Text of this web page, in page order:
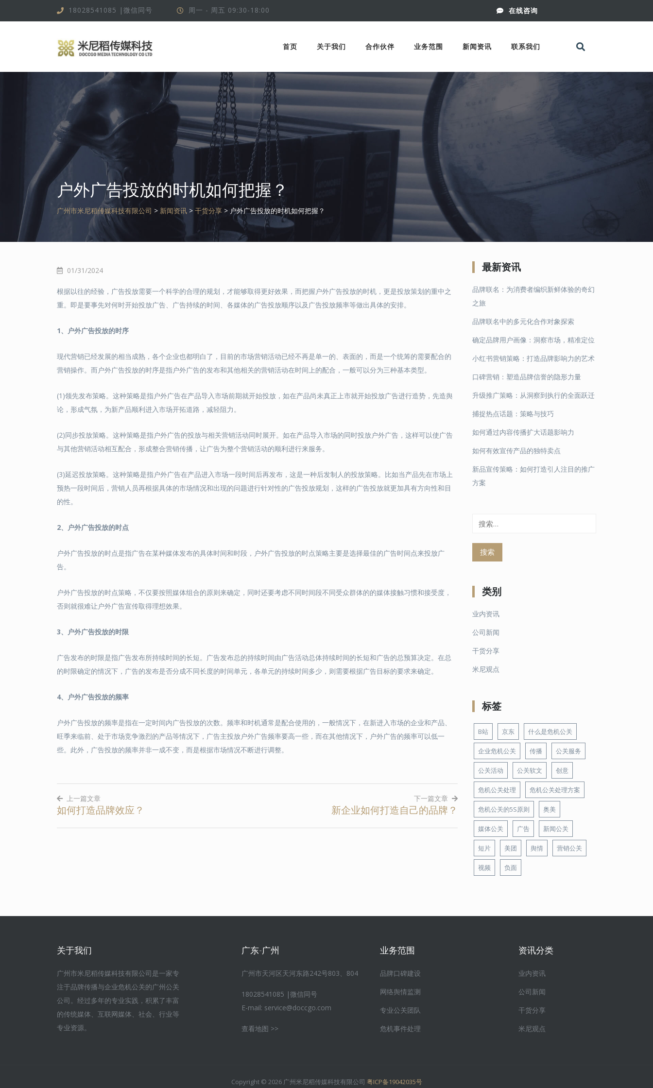
转
18028541085 |微信同号 周一 - 周五 09:30-18:00 在线咨询
首页 关于我们 合作伙伴 业务范围 新闻资讯 联系我们
户外广告投放的时机如何把握？
广州市米尼稻传媒科技有限公司 > 新闻资讯 > 干货分享 > 户外广告投放的时机如何把握？
01/31/2024
根据以往的经验，广告投放需要一个科学的合理的规划，才能够取得更好效果，而把握户外广告投放的时机，更是投放策划的重中之
重。即是要事先对何时开始投放广告、广告持续的时间、各媒体的广告投放顺序以及广告投放频率等做出具体的安排。
1、 户外广告投放的时序
现代营销已经发展的相当成熟，各个企业也都明白了，目前的市场营销活动已经不再是单一的、表面的，而是一个统筹的需要配合的
营销操作。而户外广告投放的时序是指户外广告的发布和其他相关的营销活动在时间上的配合，一般可以分为三种基本类型。
(1)领先发布策略。这种策略是指户外广告在产品导入市场前期就开始投放，如在产品尚未真正上市就开始投放广告进行造势，先造舆
论，形成气氛，为新产品顺利进入市场开拓道路，减轻阻力。
(2)同步投放策略。这种策略是指户外广告的投放与相关营销活动同时展开。如在产品导入市场的同时投放户外广告，这样可以使广告
与其他营销活动相互配合，形成整合营销传播，让广告为整个营销活动的顺利进行来服务。
(3)延迟投放策略。这种策略是指户外广告在产品进入市场一段时间后再发布，这是一种后发制人的投放策略。比如当产品先在市场上
预热一段时间后，营销人员再根据具体的市场情况和出现的问题进行针对性的广告投放规划，这样的广告投放就更加具有方向性和目
的性。
2、 户外广告投放的时点
户外广告投放的时点是指广告在某种媒体发布的具体时间和时段，户外广告投放的时点策略主要是选择最佳的广告时间点来投放广
告。
户外广告投放的时点策略，不仅要按照媒体组合的原则来确定，同时还要考虑不同时间段不同受众群体的的媒体接触习惯和接受度，
否则就很难让户外广告宣传取得理想效果。
3、 户外广告投放的时限
广告发布的时限是指广告发布所持续时间的长短。广告发布总的持续时间由广告活动总体持续时间的长短和广告的总预算决定。在总
的时限确定的情况下，广告的发布是否分成不同长度的时间单元，各单元的持续时间多少，则需要根据广告目标的要求来确定。
4、 户外广告投放的频率
户外广告投放的频率是指在一定时间内广告投放的次数。频率和时机通常是配合使用的，一般情况下，在新进入市场的企业和产品、
旺季来临前、处于市场竞争激烈的产品等情况下，广告主投放户外广告频率要高一些，而在其他情况下，户外广告的频率可以低一
些。此外，广告投放的频率并非一成不变，而是根据市场情况不断进行调整。
文
章
上一篇文章
如何打造品牌效应？
下一篇文章
新企业如何打造自己的品牌？
最新资讯
品牌联名：为消费者编织新鲜体验的奇幻
之旅
品牌联名中的多元化合作对象探索
确定品牌用户画像：洞察市场，精准定位
小红书营销策略：打造品牌影响力的艺术
口碑营销：塑造品牌信誉的隐形力量
升级推广策略：从洞察到执行的全面跃迁
捕捉热点话题：策略与技巧
如何通过内容传播扩大话题影响力
如何有效宣传产品的独特卖点
新品宣传策略：如何打造引人注目的推广
方案
类别
业内资讯
公司新闻
干货分享
米尼观点
标签
B站 京东 什么是危机公关
企业危机公关 传播 公关服务
公关活动 公关软文 创意
危机公关处理 危机公关处理方案
危机公关的5S原则 奥美
媒体公关 广告 新闻公关
短片 美团 舆情 营销公关
视频 负面
关于我们
广州市米尼稻传媒科技有限公司是一家专
注于品牌传播与企业危机公关的广州公关
公司。经过多年的专业实践，积累了丰富
的传统媒体、互联网媒体、社会、行业等
专业资源。
广东-广州
广州市天河区天河东路242号803、804
18028541085 |微信同号
E-mail: service@doccgo.com
查看地图 >>
业务范围
品牌口碑建设
网络舆情监测
专业公关团队
危机事件处理
资讯分类
业内资讯
公司新闻
干货分享
米尼观点
Copyright © 2026 广州米尼稻传媒科技有限公司 粤ICP备19042035号